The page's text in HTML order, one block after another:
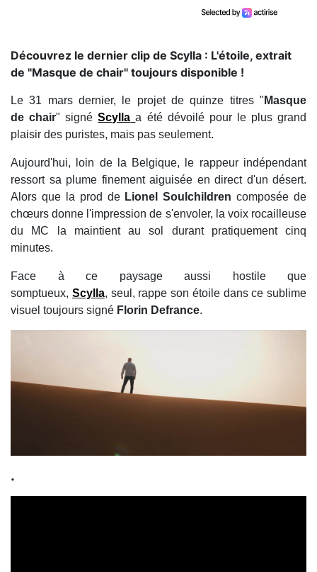
Découvrez le dernier clip de Scylla : L'étoile, extrait
de "Masque de chair" toujours disponible !
Le 31 mars dernier, le projet de quinze titres " Masque
de chair" signéScylla a été dévoilé pour le plus grand
plaisir des puristes, mais pas seulement.
Aujourd'hui, loin de la Belgique, le rappeur indépendant
ressort sa plume finement aiguisée en direct d'un désert.
Alors que la prod deLionel Soulchildren composée de
chœurs donne l'impression de s'envoler, la voix rocailleuse
du MC la maintient au sol durant pratiquement cinq
minutes.
Face à ce paysage aussi hostile que
somptueux, Scylla, seul, rappe son étoile dans ce sublime
visuel toujours signé Florin Defrance.
.